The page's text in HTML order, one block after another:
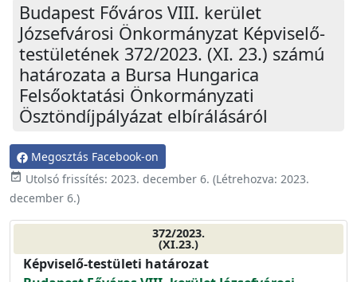
Budapest Főváros VIII. kerület
Józsefvárosi Önkormányzat Képviselő-
testületének 372/2023. (XI. 23.) számú
határozata a Bursa Hungarica
Felsőoktatási Önkormányzati
Ösztöndíjpályázat elbírálásáról
Megosztás Facebook-on
event_available Utolsó frissítés: 2023. december 6. (Létrehozva: 2023.
december 6.)
372/2023.
(XI.23.)
Képviselő-testületi határozat